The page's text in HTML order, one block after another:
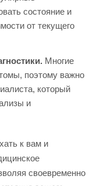
состояние и
от текущего
Многие
поэтому важно
который
и
к вам и
своевременно